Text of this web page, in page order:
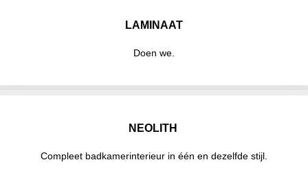
LAMINAAT
Doen we.
NEOLITH
Compleet badkamerinterieur in één en dezelfde stijl.